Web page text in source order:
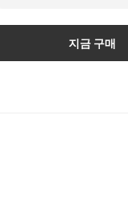
지금 구매